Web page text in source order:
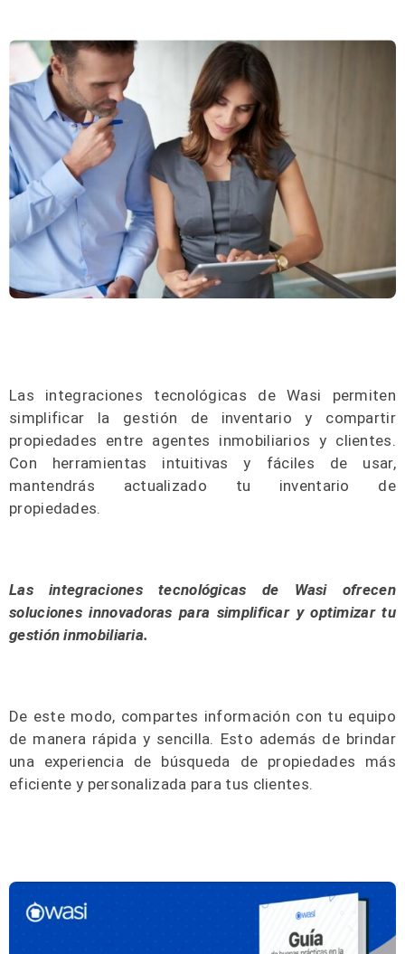
Las integraciones tecnológicas de Wasi permiten
simplificar la gestión de inventario y compartir
propiedades entre agentes inmobiliarios y clientes.
Con herramientas intuitivas y fáciles de usar,
mantendrás actualizado tu inventario de
propiedades.
Las integraciones tecnológicas de Wasi ofrecen
soluciones innovadoras para simplificar y optimizar tu
gestión inmobiliaria.
De este modo, compartes información con tu equipo
de manera rápida y sencilla. Esto además de brindar
una experiencia de búsqueda de propiedades más
eficiente y personalizada para tus clientes.